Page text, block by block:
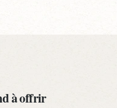
à offrir